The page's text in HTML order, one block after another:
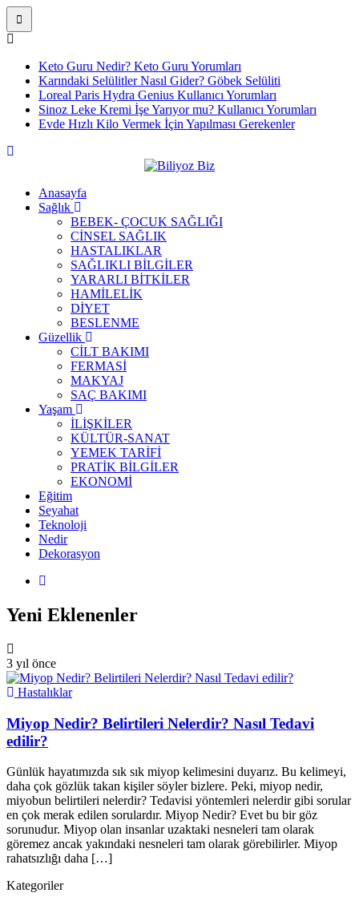
Keto Guru Nedir? Keto Guru Yorumları
Karındaki Selülitler Nasıl Gider? Göbek Selüliti
Loreal Paris Hydra Genius Kullanıcı Yorumları
Sinoz Leke Kremi İşe Yarıyor mu? Kullanıcı Yorumları
Evde Hızlı Kilo Vermek İçin Yapılması Gerekenler
Anasayfa
Sağlık
BEBEK- ÇOCUK SAĞLIĞI
CİNSEL SAĞLIK
HASTALIKLAR
SAĞLIKLI BİLGİLER
YARARLI BİTKİLER
HAMİLELİK
DİYET
BESLENME
Güzellik
CİLT BAKIMI
FERMASİ
MAKYAJ
SAÇ BAKIMI
Yaşam
İLİŞKİLER
KÜLTÜR-SANAT
YEMEK TARİFİ
PRATİK BİLGİLER
EKONOMİ
Eğitim
Seyahat
Teknoloji
Nedir
Dekorasyon
Yeni Eklenenler
3 yıl önce
Hastalıklar
Miyop Nedir? Belirtileri Nelerdir? Nasıl Tedavi
edilir?
Günlük hayatımızda sık sık miyop kelimesini duyarız. Bu kelimeyi,
daha çok gözlük takan kişiler söyler bizlere. Peki, miyop nedir,
miyobun belirtileri nelerdir? Tedavisi yöntemleri nelerdir gibi sorular
en çok merak edilen sorulardır. Miyop Nedir? Evet bu bir göz
sorunudur. Miyop olan insanlar uzaktaki nesneleri tam olarak
göremez ancak yakındaki nesneleri tam olarak görebilirler. Miyop
rahatsızlığı daha […]
Kategoriler